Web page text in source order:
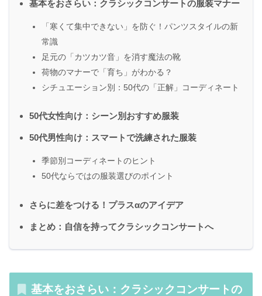
基本をおさらい：クラシックコンサートの服装マナー
「寒くて集中できない」を防ぐ！パンツスタイルの新
常識
足元の「カツカツ音」を消す魔法の靴
荷物のマナーで「育ち」がわかる？
シチュエーション別：50代の「正解」コーディネート
50代女性向け：シーン別おすすめ服装
50代男性向け：スマートで洗練された服装
季節別コーディネートのヒント
50代ならではの服装選びのポイント
さらに差をつける！プラスαのアイデア
まとめ：自信を持ってクラシックコンサートへ
基本をおさらい：クラシックコンサートの